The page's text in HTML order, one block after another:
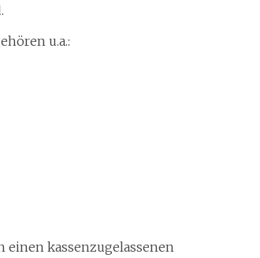
u.a.:
einen kassenzugelassenen